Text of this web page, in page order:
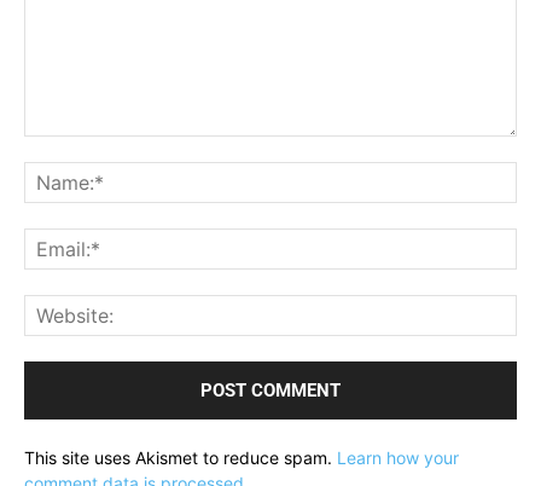
This site uses Akismet to reduce spam. Learn how your